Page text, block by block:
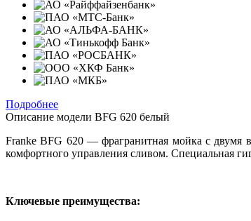
Подробнее
Описание модели BFG 620 белый
Franke BFG 620 — фрагранитная мойка с двумя
комфортного управления сливом. Специальная
Ключевые преимущества: